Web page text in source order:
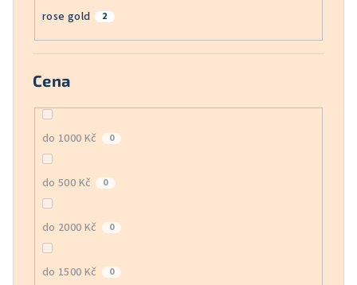
rose gold 2
Cena
do 1000 Kč 0
do 500 Kč 0
do 2000 Kč 0
do 1500 Kč 0